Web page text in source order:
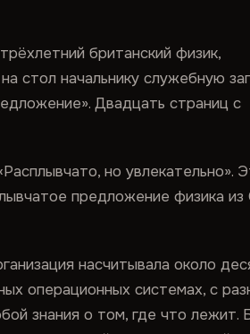
британский физик,
стол начальнику служебную
Двадцать страниц с
но увлекательно».
предложение физика из
насчитывала около
операционных системах, с
знания о том, где что лежит.